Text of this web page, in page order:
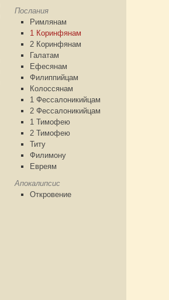
Послания
Римлянам
1 Коринфянам
2 Коринфянам
Галатам
Ефесянам
Филиппийцам
Колоссянам
1 Фессалоникийцам
2 Фессалоникийцам
1 Тимофею
2 Тимофею
Титу
Филимону
Евреям
Апокалипсис
Откровение